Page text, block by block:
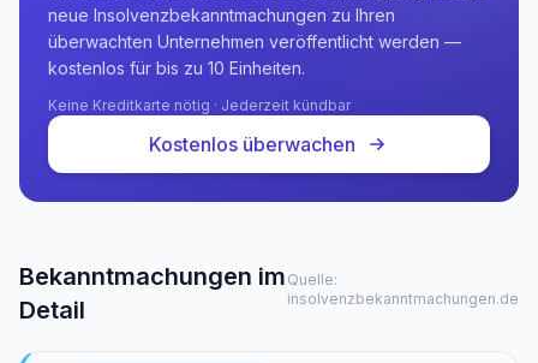
neue Insolvenzbekanntmachungen zu Ihren
überwachten Unternehmen veröffentlicht werden —
kostenlos für bis zu 10 Einheiten.
Keine Kreditkarte nötig · Jederzeit kündbar
Kostenlos überwachen
Bekanntmachungen im
Detail
Quelle:
insolvenzbekanntmachungen.de